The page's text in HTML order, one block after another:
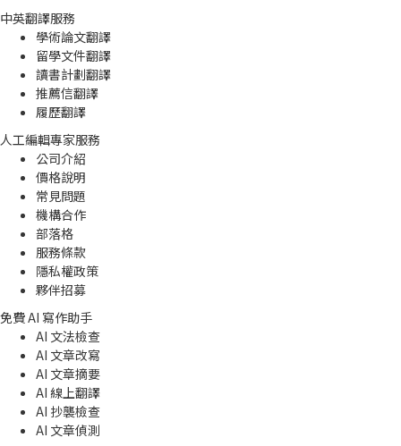
中英翻譯服務
學術論文翻譯
留學文件翻譯
讀書計劃翻譯
推薦信翻譯
履歷翻譯
人工編輯專家服務
公司介紹
價格說明
常見問題
機構合作
部落格
服務條款
隱私權政策
夥伴招募
免費 AI 寫作助手
AI 文法檢查
AI 文章改寫
AI 文章摘要
AI 線上翻譯
AI 抄襲檢查
AI 文章偵測